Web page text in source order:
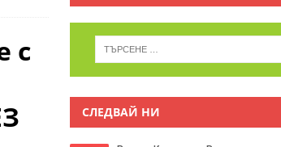
с
СЛЕДВАЙ НИ